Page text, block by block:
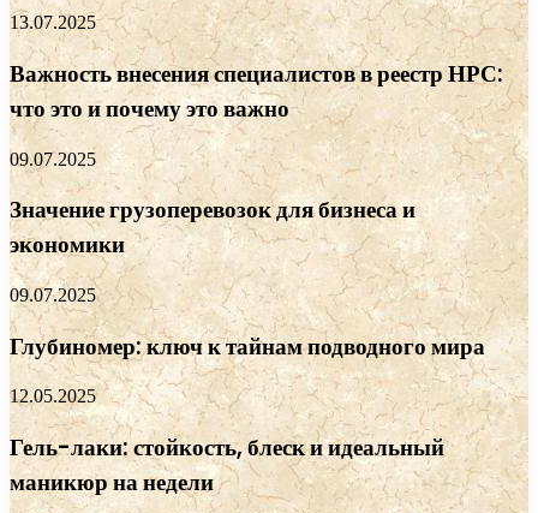
13.07.2025
Важность внесения специалистов в реестр НРС:
что это и почему это важно
09.07.2025
Значение грузоперевозок для бизнеса и
экономики
09.07.2025
Глубиномер: ключ к тайнам подводного мира
12.05.2025
Гель-лаки: стойкость, блеск и идеальный
маникюр на недели